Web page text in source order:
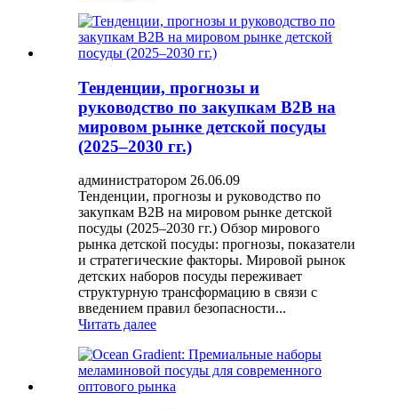
Тенденции, прогнозы и
руководство по закупкам B2B на
мировом рынке детской посуды
(2025–2030 гг.)
администратором 26.06.09
Тенденции, прогнозы и руководство по
закупкам B2B на мировом рынке детской
посуды (2025–2030 гг.) Обзор мирового
рынка детской посуды: прогнозы, показатели
и стратегические факторы. Мировой рынок
детских наборов посуды переживает
структурную трансформацию в связи с
введением правил безопасности...
Читать далее